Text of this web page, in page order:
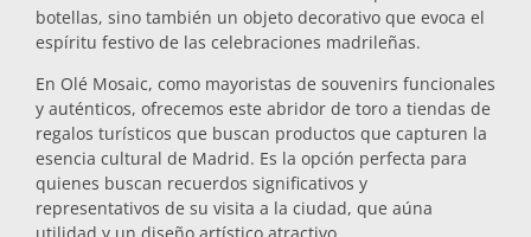
Souvenirs por ciudad
botellas, sino también un objeto decorativo que evoca el
espíritu festivo de las celebraciones madrileñas.
En Olé Mosaic, como mayoristas de souvenirs funcionales
y auténticos, ofrecemos este abridor de toro a tiendas de
regalos turísticos que buscan productos que capturen la
esencia cultural de Madrid. Es la opción perfecta para
quienes buscan recuerdos significativos y
representativos de su visita a la ciudad, que aúna